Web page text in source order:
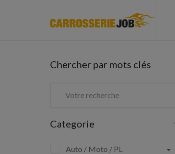
Chercher par mots clés
Categorie
Auto / Moto / PL